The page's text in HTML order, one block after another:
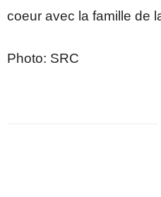
coeur avec la famille de
Photo: SRC